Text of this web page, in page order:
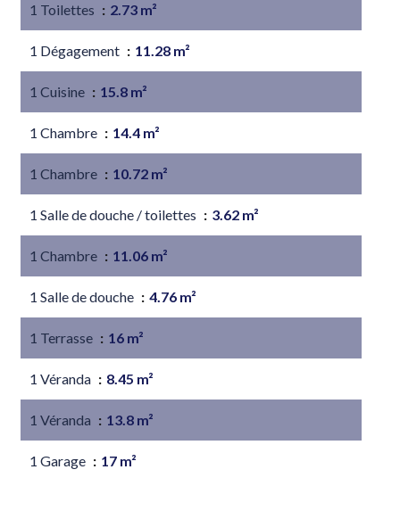
1 Toilettes 2.73 m²
1 Dégagement 11.28 m²
1 Cuisine 15.8 m²
1 Chambre 14.4 m²
1 Chambre 10.72 m²
1 Salle de douche / toilettes 3.62 m²
1 Chambre 11.06 m²
1 Salle de douche 4.76 m²
1 Terrasse 16 m²
1 Véranda 8.45 m²
1 Véranda 13.8 m²
1 Garage 17 m²